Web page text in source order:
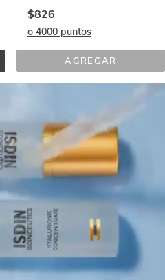
rejuvenecida
$826
o 4000 puntos
AGREGAR
SÉRUM